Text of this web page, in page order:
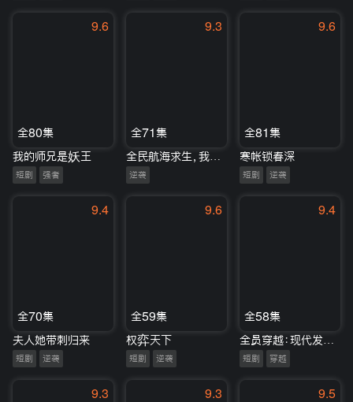
9.6
全80集
我的师兄是妖王
短剧 强者
9.3
全71集
逆袭
9.6
全81集
寒帐锁春深
短剧 逆袭
9.4
全70集
夫人她带刺归来
短剧 逆袭
9.6
全59集
权弈天下
短剧 逆袭
9.4
全58集
短剧 穿越
9.3 9.3 9.5